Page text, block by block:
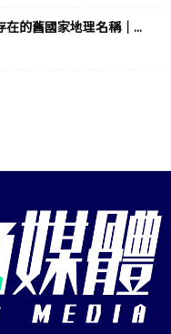
在的舊國家地理名稱｜...